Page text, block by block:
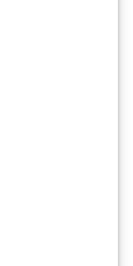
transparente
Détaillés et
"Art Pro
POUR
Idéal pour
des peintures
1.7 kg 1000 g
700 gr –
3.4 kg 2000 g –
1400 gr –
9 kg 5.3 kg -
3.7 kg -